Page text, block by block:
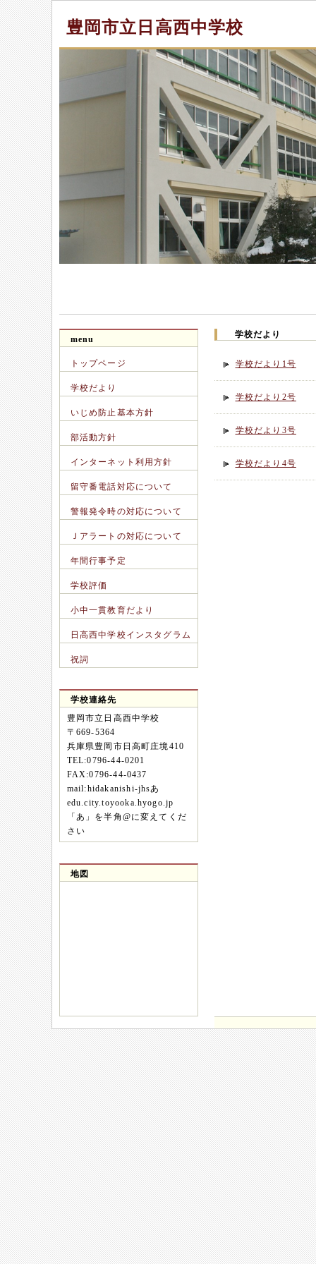
豊岡市立日高西中学校
menu
トップページ
学校だより
いじめ防止基本方針
部活動方針
インターネット利用方針
留守番電話対応について
警報発令時の対応について
Ｊアラートの対応について
年間行事予定
学校評価
小中一貫教育だより
日高西中学校インスタグラム
祝詞
学校連絡先
豊岡市立日高西中学校
〒669-5364
兵庫県豊岡市日高町庄境410
TEL:0796-44-0201
FAX:0796-44-0437
mail:hidakanishi-jhsあ
edu.city.toyooka.hyogo.jp
「あ」を半角@に変えてくだ
さい
地図
学校だより
学校だより1号
学校だより2号
学校だより3号
学校だより4号